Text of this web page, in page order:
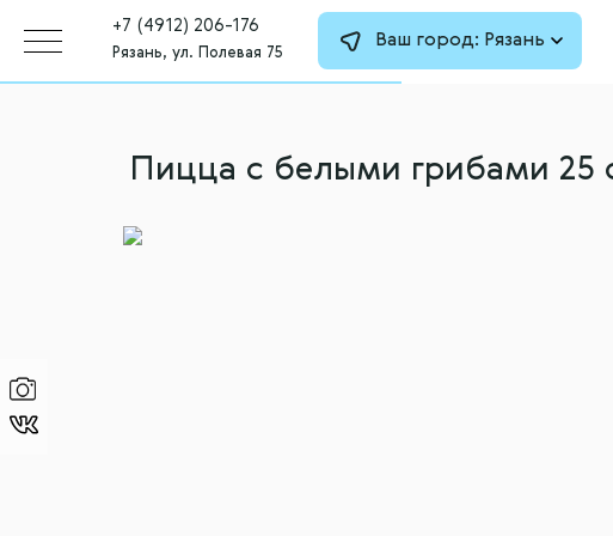
+7 (4912) 206-176
Рязань, ул. Полевая 75
Ваш город: Рязань
Пицца с белыми грибами 25